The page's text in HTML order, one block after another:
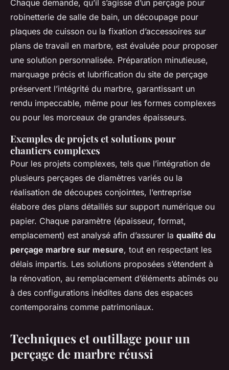
Chaque demande, qu’il s’agisse d’un perçage pour
robinetterie de salle de bain, un découpage pour
plaques de cuisson ou la fixation d’accessoires sur
plans de travail en marbre, est évaluée pour proposer
une solution personnalisée. Préparation minutieuse,
marquage précis et lubrification du site de perçage
préservent l’intégrité du marbre, garantissant un
rendu impeccable, même pour les formes complexes
ou pour les morceaux de grandes épaisseurs.
Exemples de projets et solutions pour
chantiers complexes
Pour les projets complexes, tels que l’intégration de
plusieurs perçages de diamètres variés ou la
réalisation de découpes conjointes, l’entreprise
élabore des plans détaillés sur support numérique ou
papier. Chaque paramètre (épaisseur, format,
emplacement) est analysé afin d’assurer la qualité du
perçage marbre sur mesure, tout en respectant les
délais impartis. Les solutions proposées s’étendent à
la rénovation, au remplacement d’éléments abîmés ou
à des configurations inédites dans des espaces
contemporains comme patrimoniaux.
Techniques et outillage pour un
perçage de marbre réussi